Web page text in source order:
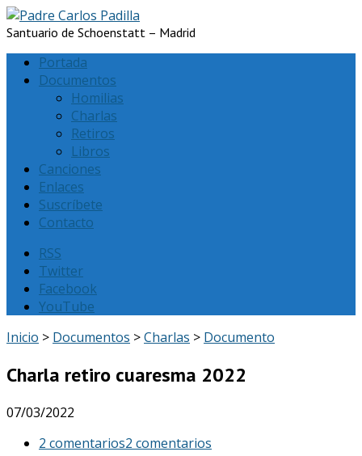
Santuario de Schoenstatt – Madrid
Portada
Documentos
Homilias
Charlas
Retiros
Libros
Canciones
Enlaces
Suscríbete
Contacto
RSS
Twitter
Facebook
YouTube
Inicio > Documentos >Charlas > Documento
Charla retiro cuaresma 2022
07/03/2022
2 comentarios2 comentarios